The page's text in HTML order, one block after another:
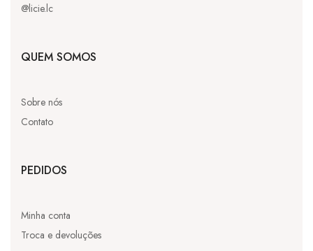
@licie.lc
QUEM SOMOS
Sobre nós
Contato
PEDIDOS
Minha conta
Troca e devoluções